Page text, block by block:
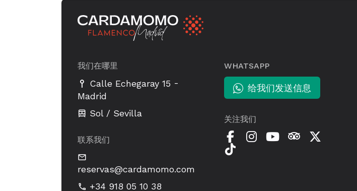
我们在哪里
Calle Echegaray 15 -
Madrid
Sol / Sevilla
联系我们
reservas@cardamomo.com
+34 918 05 10 38
WHATSAPP
给我们发送信息
关注我们